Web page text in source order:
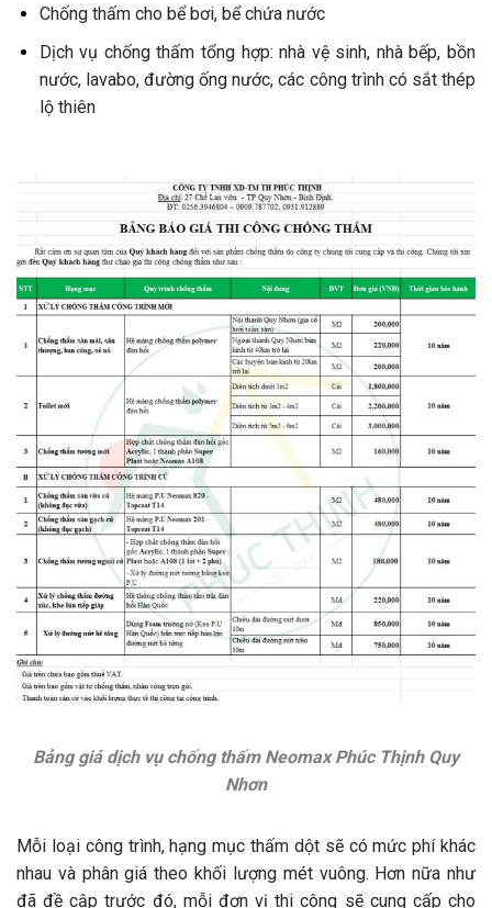
Chống thấm cho bể bơi, bể chứa nước
Dịch vụ chống thấm tổng hợp: nhà vệ sinh, nhà bếp, bồn
nước, lavabo, đường ống nước, các công trình có sắt thép
lộ thiên
Bảng giá dịch vụ chống thấm Neomax Phúc Thịnh Quy
Nhơn
Mỗi loại công trình, hạng mục thấm dột sẽ có mức phí khác
nhau và phân giá theo khối lượng mét vuông. Hơn nữa như
đã đề cập trước đó, mỗi đơn vị thi công sẽ cung cấp cho